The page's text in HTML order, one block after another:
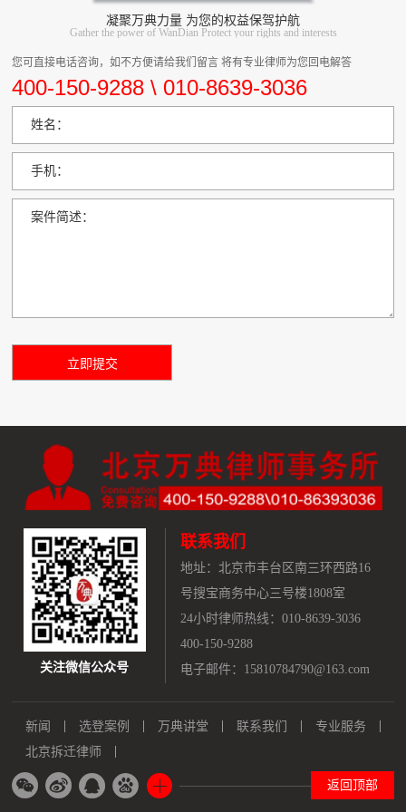
凝聚万典力量 为您的权益保驾护航
Gather the power of WanDian Protect your rights and interests
您可直接电话咨询，如不方便请给我们留言 将有专业律师为您回电解答
400-150-9288 \ 010-8639-3036
姓名：
手机：
案件简述：
关注微信公众号
联系我们
地址： 北京市丰台区南三环西路16
号搜宝商务中心三号楼1808室
24小时律师热线：010-8639-3036
400-150-9288
电子邮件：15810784790@163.com
新闻 选登案例 万典讲堂 联系我们
专业服务
北京拆迁律师
返回顶部